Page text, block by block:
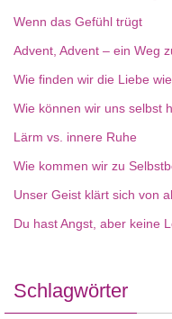
Wenn das Gefühl trügt
Advent, Advent – ein Weg
Wie finden wir die Liebe
Wie können wir uns selbst
Lärm vs. innere Ruhe
Wie kommen wir zu
Unser Geist klärt sich von
Du hast Angst, aber keine
Schlagwörter